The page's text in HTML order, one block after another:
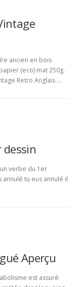
ancien en bois
(eco) mat 250g.
Retro Anglais …
verbe du 1er
annulé tu eus annulé il
Aperçu
est assuré